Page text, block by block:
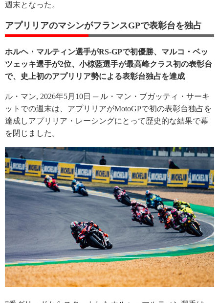
週末となった。
アプリリアのマシンがフランスGPで表彰台を独占
ホルヘ・マルティン選手がRS-GPで初優勝、マルコ・ベッ
ツェッキ選手が2位、小椋藍選手が最高峰クラス初の表彰台
で、史上初のアプリリア勢による表彰台独占を達成
ル・マン, 2026年5月10日 ─ ル・マン・ブガッティ・サーキ
ットでの週末は、アプリリアがMotoGPで初の表彰台独占を
達成しアプリリア・レーシングにとって歴史的な結果で幕
を閉じました。